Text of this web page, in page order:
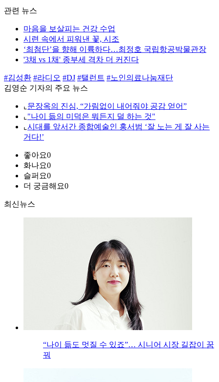
관련 뉴스
마음을 보살피는 건강 수업
시련 속에서 피워낸 꽃, 시조
‘최첨단’을 향해 이륙하다…최정호 국립항공박물관장
'3채 vs 1채' 종부세 격차 더 커진다
#김성환 #라디오 #DJ #탤런트 #노인의료나눔재단
김영순 기자의 주요 뉴스
⌞ 문장옥의 진심, “가림없이 내어줘야 공감 얻어”
⌞ "나이 듦의 미덕은 뭐든지 덜 하는 것"
⌞ 시대를 앞서간 종합예술인 홍서범 ‘잘 노는 게 잘 사는
거다!’
좋아요0
화나요0
슬퍼요0
더 궁금해요0
최신뉴스
“나이 듦도 멋질 수 있죠”… 시니어 시장 길잡이 꿈
꿔